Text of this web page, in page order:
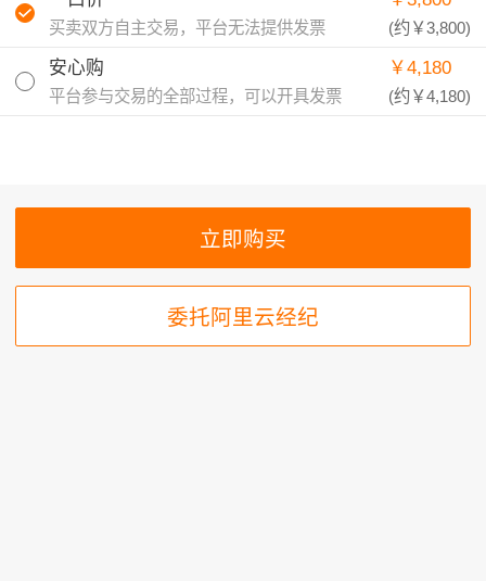
买卖双方自主交易，平台无法提供发票 (约￥3,800)
安心购
平台参与交易的全部过程，可以开具发票
￥4,180
(约￥4,180)
委托阿里云经纪